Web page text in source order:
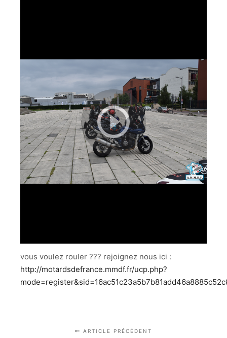
vous voulez rouler ??? rejoignez nous ici :
http://motardsdefrance.mmdf.fr/ucp.php?
ARTICLE PRÉCÉDENT